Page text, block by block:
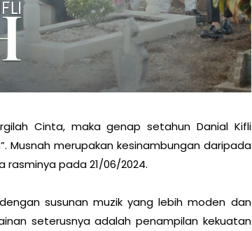
Cinta, maka genap setahun Danial Kifli
Musnah merupakan kesinambungan daripada
rasminya pada 21/06/2024.
susunan muzik yang lebih moden dan
seterusnya adalah penampilan kekuatan